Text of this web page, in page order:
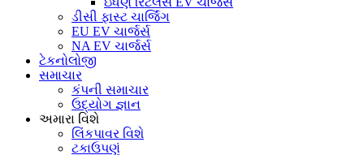
ડીસી ફાસ્ટ ચાર્જિંગ
EU EV ચાર્જર્સ
NA EV ચાર્જર્સ
ટેકનોલોજી
સમાચાર
કંપની સમાચાર
ઉદ્યોગ જ્ઞાન
અમારા વિશે
લિંકપાવર વિશે
ટકાઉપણું